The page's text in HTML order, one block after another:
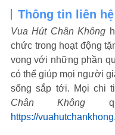
Thông tin liên
Vua Hút Chân Không
chức trong hoạt động
vọng với những phần
có thể giúp mọi người
sống sắp tới. Mọi chi
Chân Không
https://